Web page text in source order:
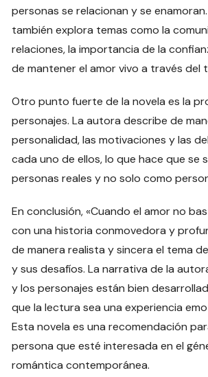
personas se relacionan y se
también explora temas como la
relaciones, la importancia de la
de mantener el amor vivo a través del
Otro punto fuerte de la novela es la
personajes. La autora describe de
personalidad, las motivaciones y las
cada uno de ellos, lo que hace que se
personas reales y no solo como
En conclusión, «Cuando el amor no
con una historia conmovedora y
de manera realista y sincera el tema
y sus desafíos. La narrativa de la
y los personajes están bien
que la lectura sea una experiencia
Esta novela es una recomendación
persona que esté interesada en el
romántica contemporánea.